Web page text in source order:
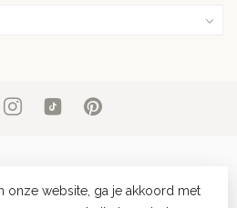
onze website, ga je akkoord met